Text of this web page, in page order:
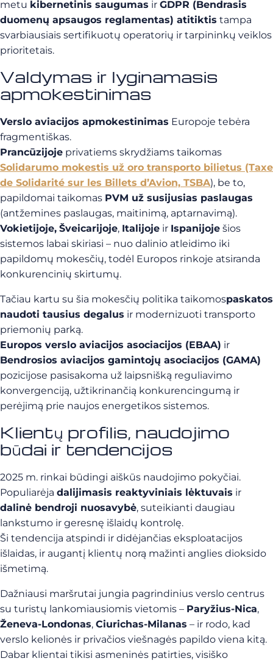
metu kibernetinis saugumas ir GDPR (Bendrasis
duomenų apsaugos reglamentas) atitiktis tampa
svarbiausiais sertifikuotų operatorių ir tarpininkų veiklos
prioritetais.
Valdymas ir lyginamasis
apmokestinimas
Verslo aviacijos apmokestinimas Europoje tebėra
fragmentiškas.
Prancūzijoje privatiems skrydžiams taikomas
Solidarumo mokestis už oro transporto bilietus (Taxe
de Solidarité sur les Billets d’Avion, TSBA), be to,
papildomai taikomas PVM už susijusias paslaugas
(antžemines paslaugas, maitinimą, aptarnavimą).
Vokietijoje, Šveicarijoje, Italijoje ir Ispanijoje šios
sistemos labai skiriasi – nuo dalinio atleidimo iki
papildomų mokesčių, todėl Europos rinkoje atsiranda
konkurencinių skirtumų.
Tačiau kartu su šia mokesčių politika taikomospaskatos
naudoti tausius degalus ir modernizuoti transporto
priemonių parką.
Europos verslo aviacijos asociacijos (EBAA) ir
Bendrosios aviacijos gamintojų asociacijos (GAMA)
pozicijose pasisakoma už laipsnišką reguliavimo
konvergenciją, užtikrinančią konkurencingumą ir
perėjimą prie naujos energetikos sistemos.
Klientų profilis, naudojimo
būdai ir tendencijos
2025 m. rinkai būdingi aiškūs naudojimo pokyčiai.
Populiarėja dalijimasis reaktyviniais lėktuvais ir
dalinė bendroji nuosavybė, suteikianti daugiau
lankstumo ir geresnę išlaidų kontrolę.
Ši tendencija atspindi ir didėjančias eksploatacijos
išlaidas, ir augantį klientų norą mažinti anglies dioksido
išmetimą.
Dažniausi maršrutai jungia pagrindinius verslo centrus
su turistų lankomiausiomis vietomis – Paryžius-Nica,
Ženeva-Londonas, Ciurichas-Milanas – ir rodo, kad
verslo kelionės ir privačios viešnagės papildo viena kitą.
Dabar klientai tikisi asmeninės patirties, visiško